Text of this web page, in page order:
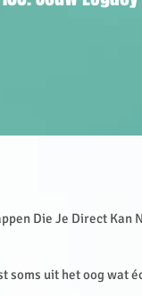
Die Je Direct Kan
soms uit het oog wat